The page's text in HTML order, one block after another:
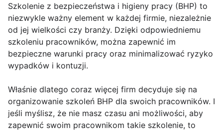
Szkolenie z bezpieczeństwa i higieny pracy (BHP) to
niezwykle ważny element w każdej firmie, niezależnie
od jej wielkości czy branży. Dzięki odpowiedniemu
szkoleniu pracowników, można zapewnić im
bezpieczne warunki pracy oraz minimalizować ryzyko
wypadków i kontuzji.
Właśnie dlatego coraz więcej firm decyduje się na
organizowanie szkoleń BHP dla swoich pracowników. I
jeśli myślisz, że nie masz czasu ani możliwości, aby
zapewnić swoim pracownikom takie szkolenie, to